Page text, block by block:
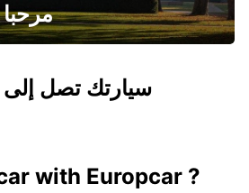
سيارتك تصل إلى
with Europcar ?